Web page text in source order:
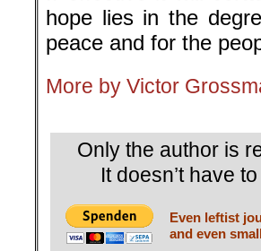
hope lies in the
peace and for the
More by Victor
Only the author is
It doesn’t have
Even leftist
and even